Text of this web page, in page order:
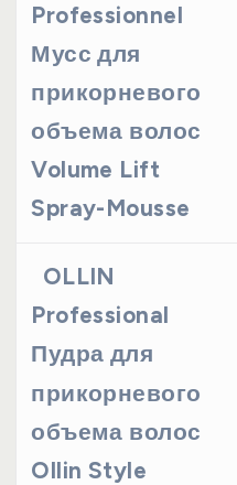
Professionnel
Мусс для
прикорневого
объема волос
Volume Lift
Spray-Mousse
OLLIN
Professional
Пудра для
прикорневого
объема волос
Ollin Style